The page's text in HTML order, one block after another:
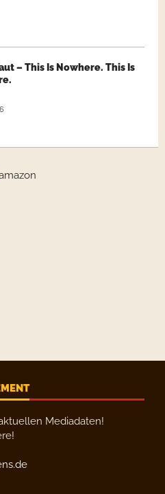
– This Is Nowhere. This Is
Mediadaten!